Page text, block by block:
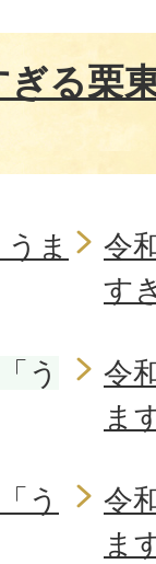
る栗
ま
令
す
う
令
ま
う
令
ま